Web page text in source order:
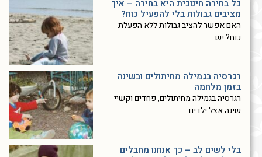
כל בחירה חינוכית היא בחירה – איך
מציבים גבולות בלי להפעיל כוח?
האם אפשר להציב גבולות ללא הפעלת
כוח? יש
רגרסיה בגמילה מחיתולים ובשינה
בזמן מלחמה
רגרסיה בגמילה מחיתולים, פחדים וקשיי
שינה אצל ילדים
בלי לשים לב – כך אנחנו מחבלים